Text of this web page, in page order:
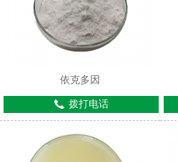
依克多因
拨打电话